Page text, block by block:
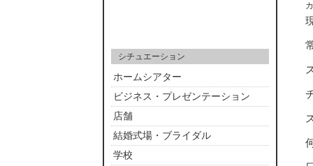
シチュエーション
ホームシアター
ビジネス・プレゼンテーション
店舗
結婚式場・ブライダル
学校